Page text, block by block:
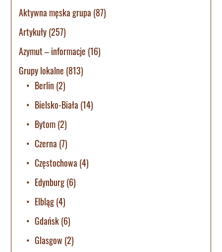
Aktywna męska grupa (87)
Artykuły(257)
Azymut – informacje (16)
Grupy lokalne (813)
Berlin (2)
Bielsko-Biała (14)
Bytom(2)
Czerna (7)
Częstochowa (4)
Edynburg(6)
Elbląg(4)
Gdańsk(6)
Glasgow (2)